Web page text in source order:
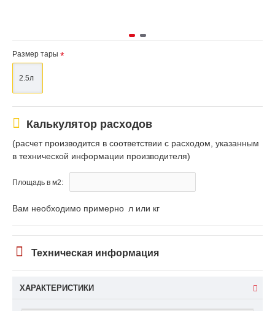
Размер тары
2.5л
Калькулятор расходов
(расчет производится в соответствии с расходом, указанным
в технической информации производителя)
Площадь в м2:
Вам необходимо примерно л или кг
Техническая информация
ХАРАКТЕРИСТИКИ